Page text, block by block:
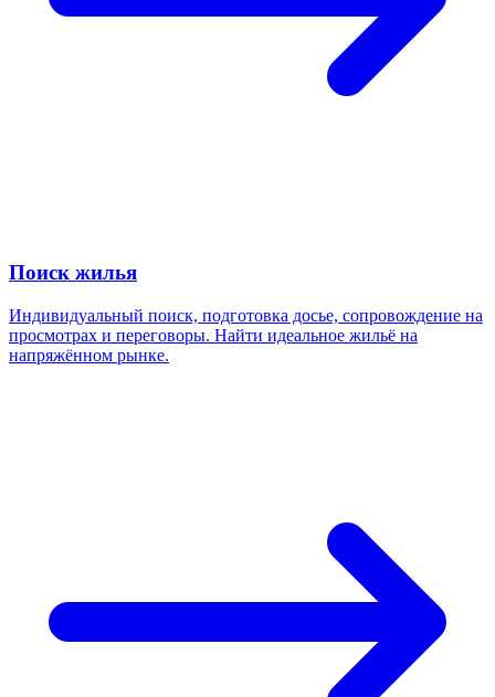
Поиск жилья
Индивидуальный поиск, подготовка досье, сопровождение на
просмотрах и переговоры. Найти идеальное жильё на
напряжённом рынке.